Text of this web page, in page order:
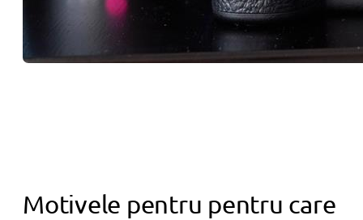
Motivele pentru pentru care